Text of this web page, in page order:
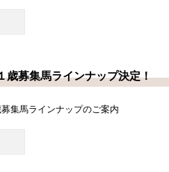
歳募集馬ラインナップ決定！
集馬ラインナップのご案内